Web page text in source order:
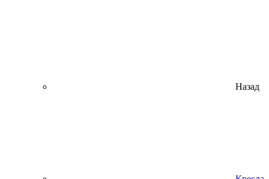
Назад